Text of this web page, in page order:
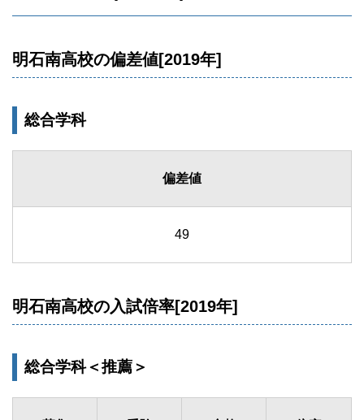
明石南高校の偏差値[2019年]
総合学科
偏差値
49
明石南高校の入試倍率[2019年]
総合学科＜推薦＞